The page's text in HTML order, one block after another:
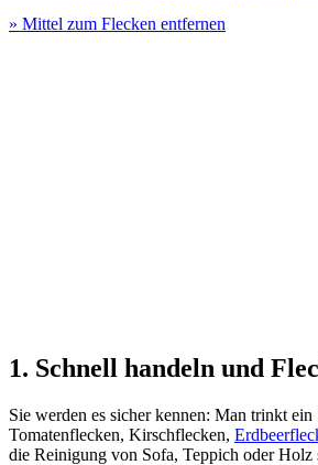
» Mittel zum Flecken entfernen
1. Schnell handeln und
Sie werden es sicher kennen: Man trinkt
Tomatenflecken, Kirschflecken,
die Reinigung von Sofa, Teppich oder Holz